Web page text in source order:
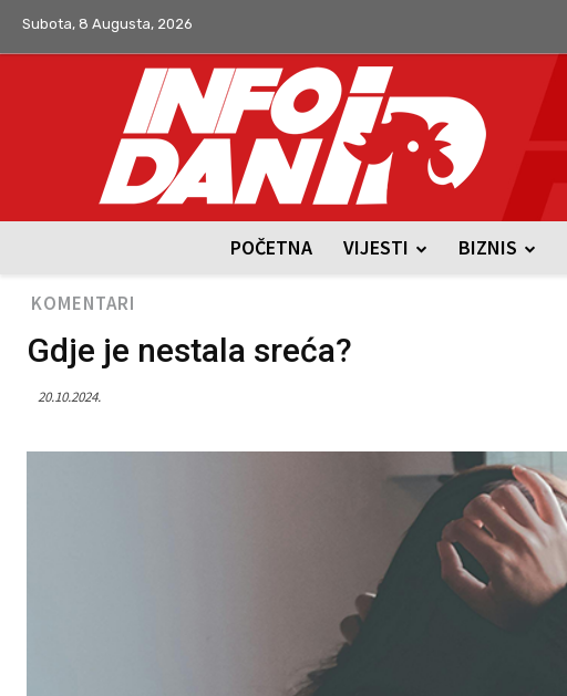
Subota, 8 Augusta, 2026
POČETNA VIJESTI BIZNIS
KOMENTARI
Gdje je nestala sreća?
20.10.2024.